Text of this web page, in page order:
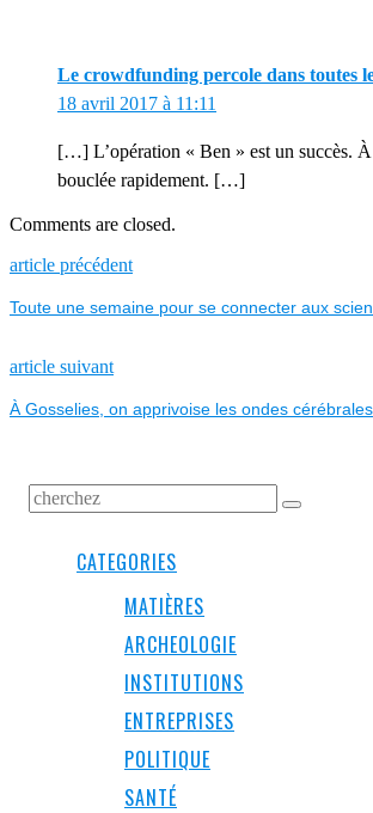
Le crowdfunding percole dans toutes
18 avril 2017 à 11:11
[…] L’opération « Ben » est un succès.
bouclée rapidement. […]
Comments are closed.
NAVIGATION
DE
L’ARTICLE
article précédentPrevious
Toute une semaine pour se connecter aux
article suivantNext
À Gosselies, on apprivoise les ondes cérébrales
CATEGORIES
MATIÈRES
ARCHEOLOGIE
INSTITUTIONS
ENTREPRISES
POLITIQUE
SANTÉ